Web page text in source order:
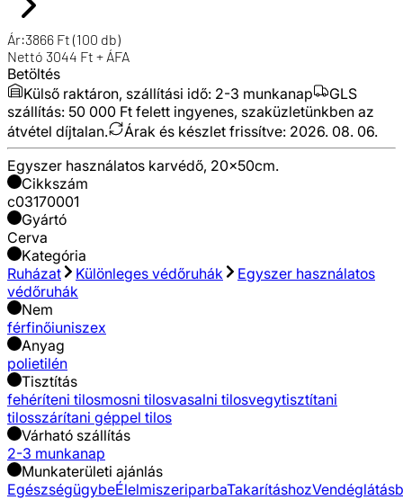
Ár:3866 Ft (100 db)
Nettó 3044 Ft + ÁFA
Betöltés
Külső raktáron, szállítási idő: 2-3 munkanap
GLS
szállítás: 50 000 Ft felett ingyenes, szaküzletünkben az
átvétel díjtalan.
Árak és készlet frissítve: 2026. 08. 06.
Egyszer használatos karvédő, 20x50cm.
Cikkszám
c03170001
Gyártó
Cerva
Kategória
Ruházat
Különleges védőruhák
Egyszer használatos
védőruhák
Nem
férfinőiuniszex
Anyag
polietilén
Tisztítás
fehéríteni tilosmosni tilosvasalni tilosvegytisztítani
tilosszárítani géppel tilos
Várható szállítás
2-3 munkanap
Munkaterületi ajánlás
EgészségügybeÉlelmiszeriparbaTakarításhoz